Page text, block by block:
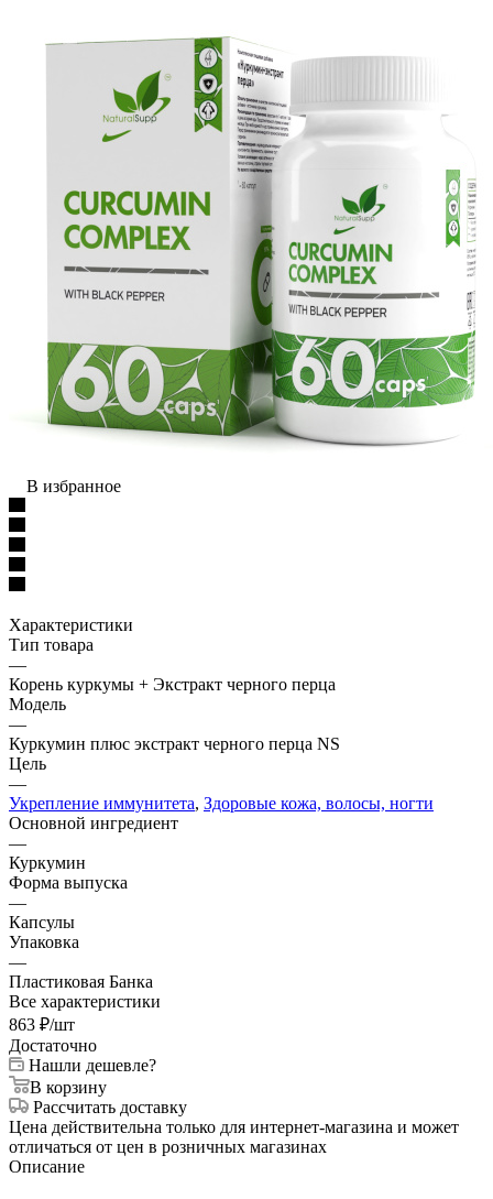
В избранное
Характеристики
Тип товара
—
Корень куркумы + Экстракт черного перца
Модель
—
Куркумин плюс экстракт черного перца NS
Цель
—
Укрепление иммунитета, Здоровые кожа, волосы, ногти
Основной ингредиент
—
Куркумин
Форма выпуска
—
Капсулы
Упаковка
—
Пластиковая Банка
Все характеристики
863 ₽/шт
Достаточно
Нашли дешевле?
В корзину
Рассчитать доставку
Цена действительна только для интернет-магазина и может
отличаться от цен в розничных магазинах
Описание